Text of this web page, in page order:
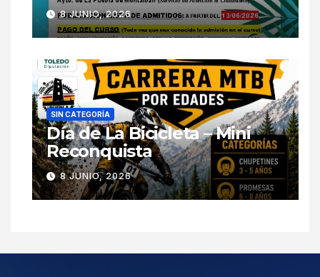
8 JUNIO, 2026
SIN CATEGORÍA
Día de La Bicicleta – Mini
Reconquista
8 JUNIO, 2026